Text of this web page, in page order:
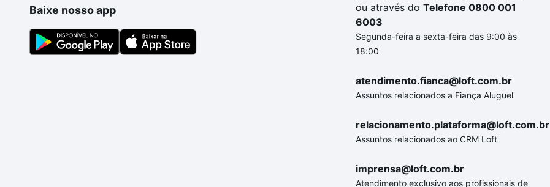
Baixe nosso app
ou através do Telefone 0800 001
6003
Segunda-feira a sexta-feira das 9:00 às
18:00
atendimento.fianca@loft.com.br
Assuntos relacionados a Fiança Aluguel
relacionamento.plataforma@loft.com.br
Assuntos relacionados ao CRM Loft
imprensa@loft.com.br
Atendimento exclusivo aos profissionais de